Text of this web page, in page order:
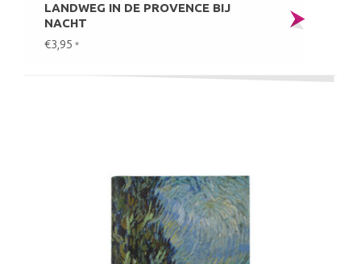
LANDWEG IN DE PROVENCE BIJ
NACHT
€3,95 *